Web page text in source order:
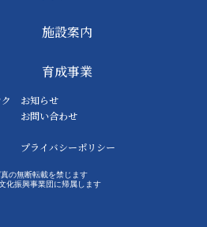
施設案内
育成事業
お知らせ
お問い合わせ
プライバシーポリシー
の無断転載を禁じます
化振興事業団に帰属します